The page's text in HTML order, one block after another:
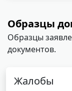
Образцы
Образцы
документов.
Жалобы